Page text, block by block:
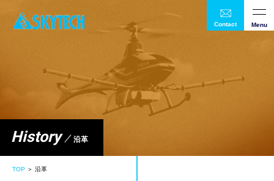
Contact Menu
History 沿革
TOP ＞ 沿革